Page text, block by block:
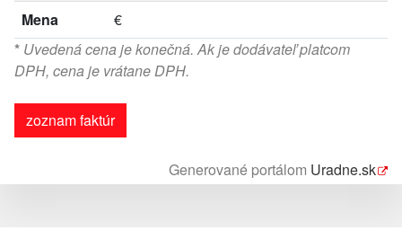
Mena
€
* Uvedená cena je konečná. Ak je dodávateľ platcom
DPH, cena je vrátane DPH.
zoznam faktúr
Generované portálom Uradne.sk